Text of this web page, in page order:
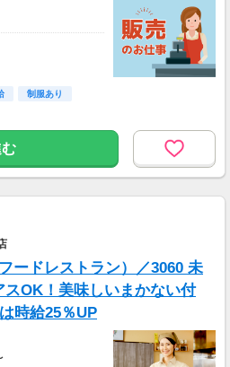
制服あり
ードレストラン）／3060 未
OK！美味しいまかない付
時給25％UP